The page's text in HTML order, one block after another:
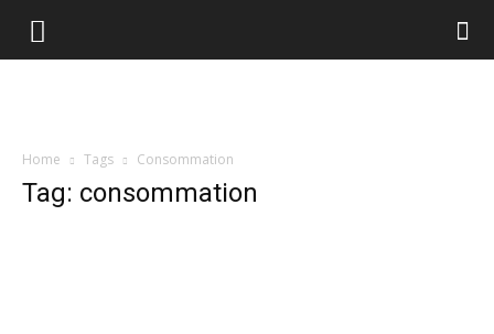
Home Tags Consommation
Tag: consommation